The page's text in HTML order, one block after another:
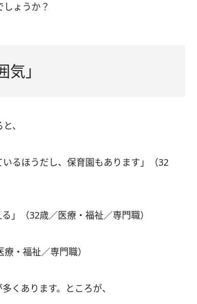
ょうか？
」
、
るほうだし、保育園もあります」（32
」（32歳／医療・福祉／専門職）
・福祉／専門職）
くあります。ところが、